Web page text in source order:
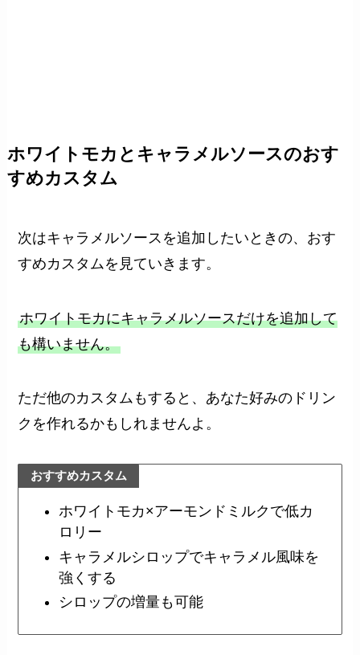
ホワイトモカとキャラメルソースのおす
すめカスタム
次はキャラメルソースを追加したいときの、おす
すめカスタムを見ていきます。
ホワイトモカにキャラメルソースだけを追加して
も構いません。
ただ他のカスタムもすると、あなた好みのドリン
クを作れるかもしれませんよ。
おすすめカスタム
ホワイトモカ×アーモンドミルクで低カ
ロリー
キャラメルシロップでキャラメル風味を
強くする
シロップの増量も可能